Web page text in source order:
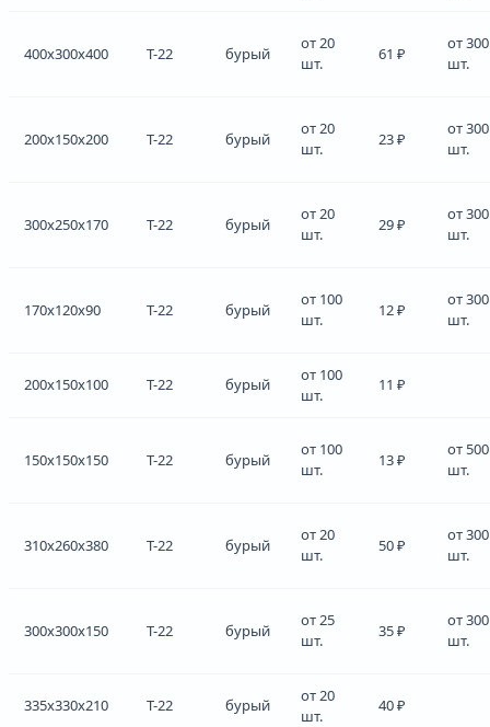
400x300x400 Т-22 бурый
от 20
шт.
61 ₽
от 300
шт.
200x150x200 Т-22 бурый
от 20
шт.
23 ₽
от 300
шт.
300x250x170 Т-22 бурый
от 20
шт.
29 ₽
от 300
шт.
170x120x90 Т-22 бурый
от 100
шт.
12 ₽
от 300
шт.
200x150x100 Т-22 бурый
от 100
шт.
11 ₽
150x150x150 Т-22 бурый
от 100
шт.
13 ₽
от 500
шт.
310x260x380 Т-22 бурый
от 20
шт.
50 ₽
от 300
шт.
300x300x150 Т-22 бурый
от 25
шт.
35 ₽
от 300
шт.
335x330x210 Т-22 бурый
от 20
шт.
40 ₽